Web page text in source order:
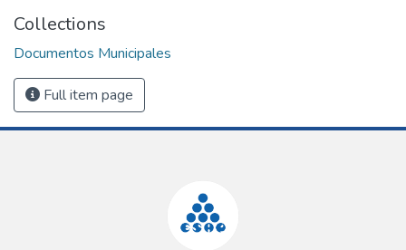
Collections
Documentos Municipales
Full item page